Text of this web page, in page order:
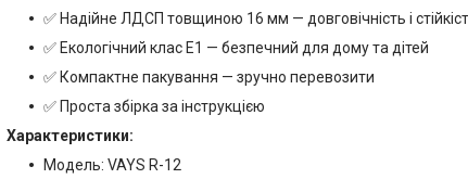
✅ Надійне ЛДСП товщиною 16 мм — довговічність і
✅ Екологічний клас Е1 — безпечний для дому та дітей
✅ Компактне пакування — зручно перевозити
✅ Проста збірка за інструкцією
Характеристики:
Модель: VAYS R-12